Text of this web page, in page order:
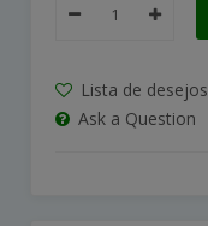
Lista de desejos
Ask a Question